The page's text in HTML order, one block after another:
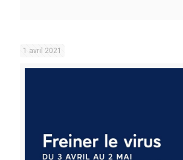
1 avril 2021